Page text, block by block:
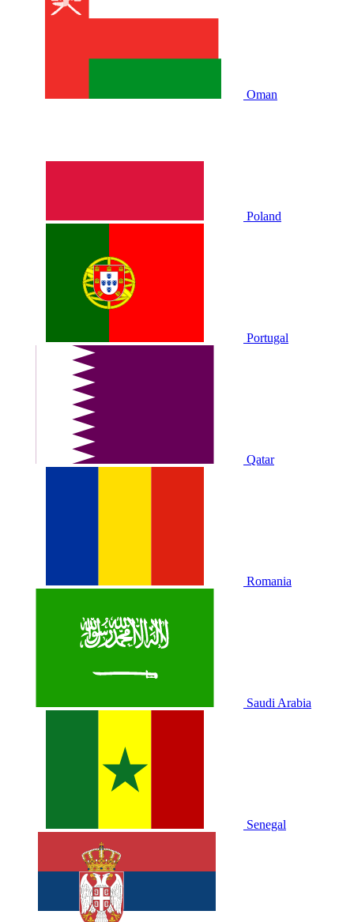
Oman
Poland
Portugal
Qatar
Romania
Saudi Arabia
Senegal